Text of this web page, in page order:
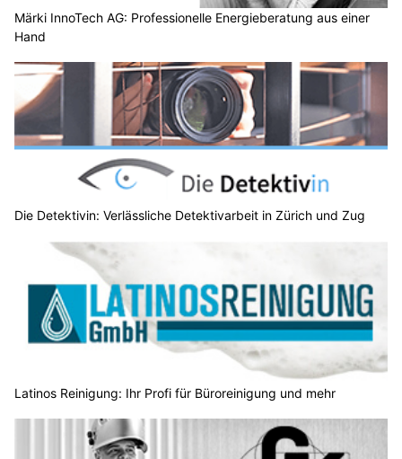
Märki InnoTech AG: Professionelle Energieberatung aus einer
Hand
Die Detektivin: Verlässliche Detektivarbeit in Zürich und Zug
Latinos Reinigung: Ihr Profi für Büroreinigung und mehr